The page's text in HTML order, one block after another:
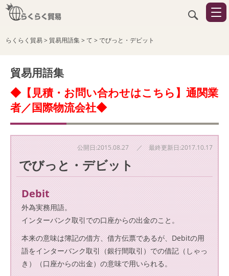
らくらく貿易> 貿易用語集>て >でびっと・デビット
貿易用語集
◆【見積・お問い合わせはこちら】通関業
者／国際物流会社◆
公開日:2015.08.27 ／ 最終更新日:2017.10.17
でびっと・デビット
Debit
外為実務用語。
インターバンク取引での口座からの出金のこと。
本来の意味は簿記の借方、借方伝票であるが、Debitの用
語をインターバンク取引（銀行間取引）での借記（しゃっ
き）（口座からの出金）の意味で用いられる。